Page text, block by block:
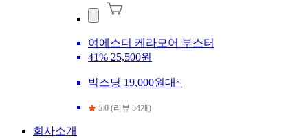
여에스더 케라모어 부스터
41% 25,500원
박스당 19,000원대~
5.0 (리뷰 54개)
회사소개